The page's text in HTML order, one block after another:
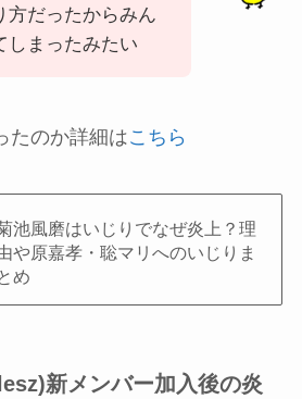
方だったからみん
しまったみたい
たのか詳細はこちら
池風磨はいじりでなぜ炎上？理
や原嘉孝・聡マリへのいじりま
とめ
新メンバー加入後の炎